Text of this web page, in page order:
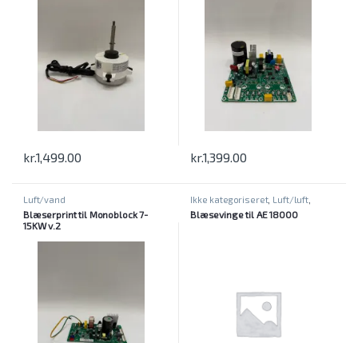
kr.1,499.00 kr.1,399.00
Luft/vand
Blæserprint til Monoblock 7-
15KW v.2
Ikke kategoriseret, Luft/luft,
Blæsevinge til AE 18000